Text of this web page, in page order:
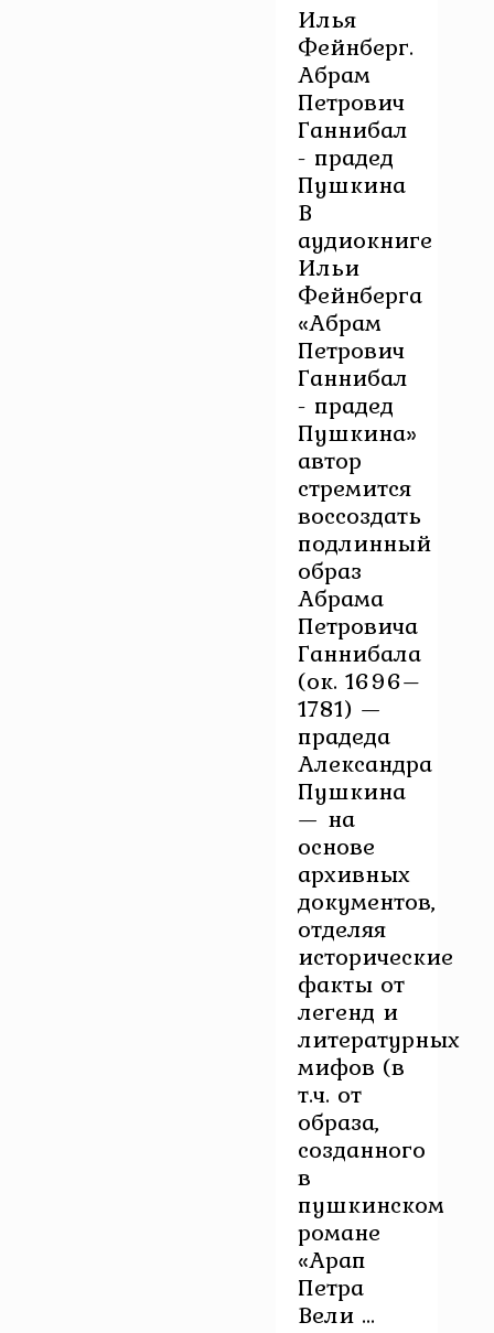
Илья
Фейнберг.
Абрам
Петрович
Ганнибал
- прадед
Пушкина
В
аудиокниге
Ильи
Фейнберга
«Абрам
Петрович
Ганнибал
- прадед
Пушкина»
автор
стремится
воссоздать
подлинный
образ
Абрама
Петровича
Ганнибала
(ок. 1696–
1781) —
прадеда
Александра
Пушкина
— на
основе
архивных
документов,
отделяя
исторические
факты от
легенд и
литературных
мифов (в
т.ч. от
образа,
созданного
в
пушкинском
романе
«Арап
Петра
Вели ...